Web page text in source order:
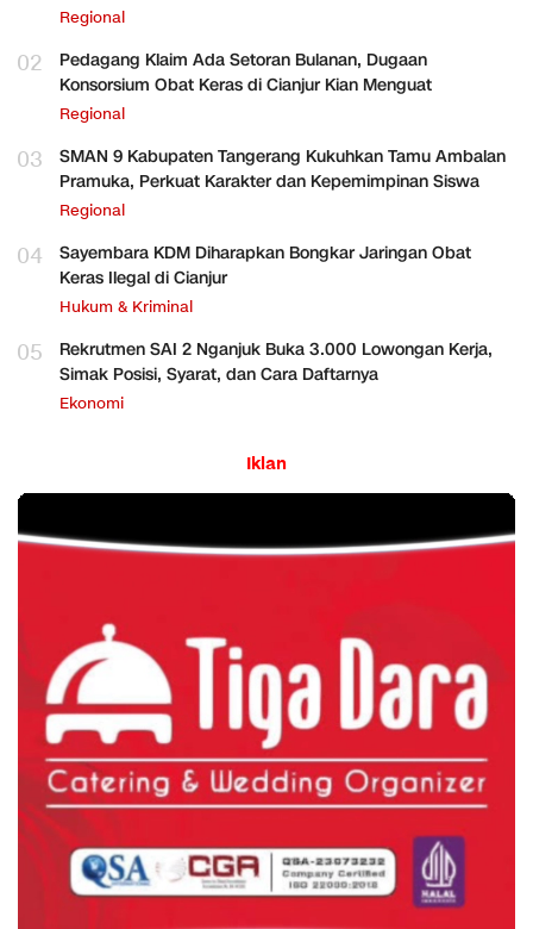
Regional
02
Pedagang Klaim Ada Setoran Bulanan, Dugaan
Konsorsium Obat Keras di Cianjur Kian Menguat
Regional
03
SMAN 9 Kabupaten Tangerang Kukuhkan Tamu Ambalan
Pramuka, Perkuat Karakter dan Kepemimpinan Siswa
Regional
04
Sayembara KDM Diharapkan Bongkar Jaringan Obat
Keras Ilegal di Cianjur
Hukum & Kriminal
05
Rekrutmen SAI 2 Nganjuk Buka 3.000 Lowongan Kerja,
Simak Posisi, Syarat, dan Cara Daftarnya
Ekonomi
Iklan